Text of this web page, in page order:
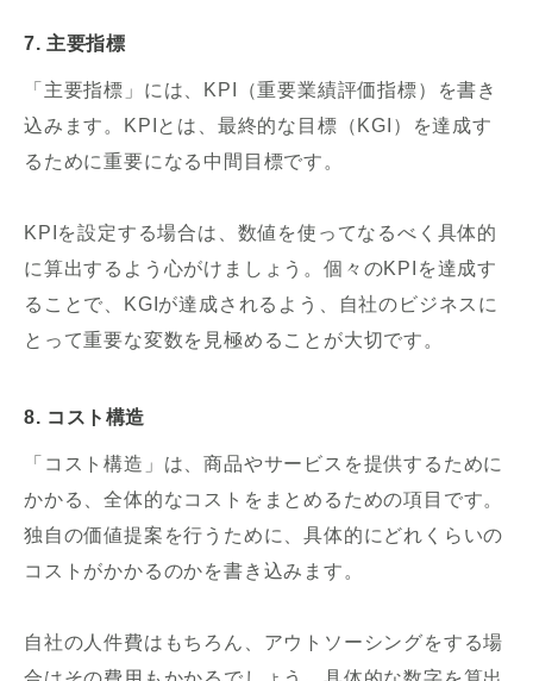
7. 主要指標
「主要指標」には、KPI（重要業績評価指標）を書き
込みます。KPIとは、最終的な目標（KGI）を達成す
るために重要になる中間目標です。
KPIを設定する場合は、数値を使ってなるべく具体的
に算出するよう心がけましょう。個々のKPIを達成す
ることで、KGIが達成されるよう、自社のビジネスに
とって重要な変数を見極めることが大切です。
8. コスト構造
「コスト構造」は、商品やサービスを提供するために
かかる、全体的なコストをまとめるための項目です。
独自の価値提案を行うために、具体的にどれくらいの
コストがかかるのかを書き込みます。
自社の人件費はもちろん、アウトソーシングをする場